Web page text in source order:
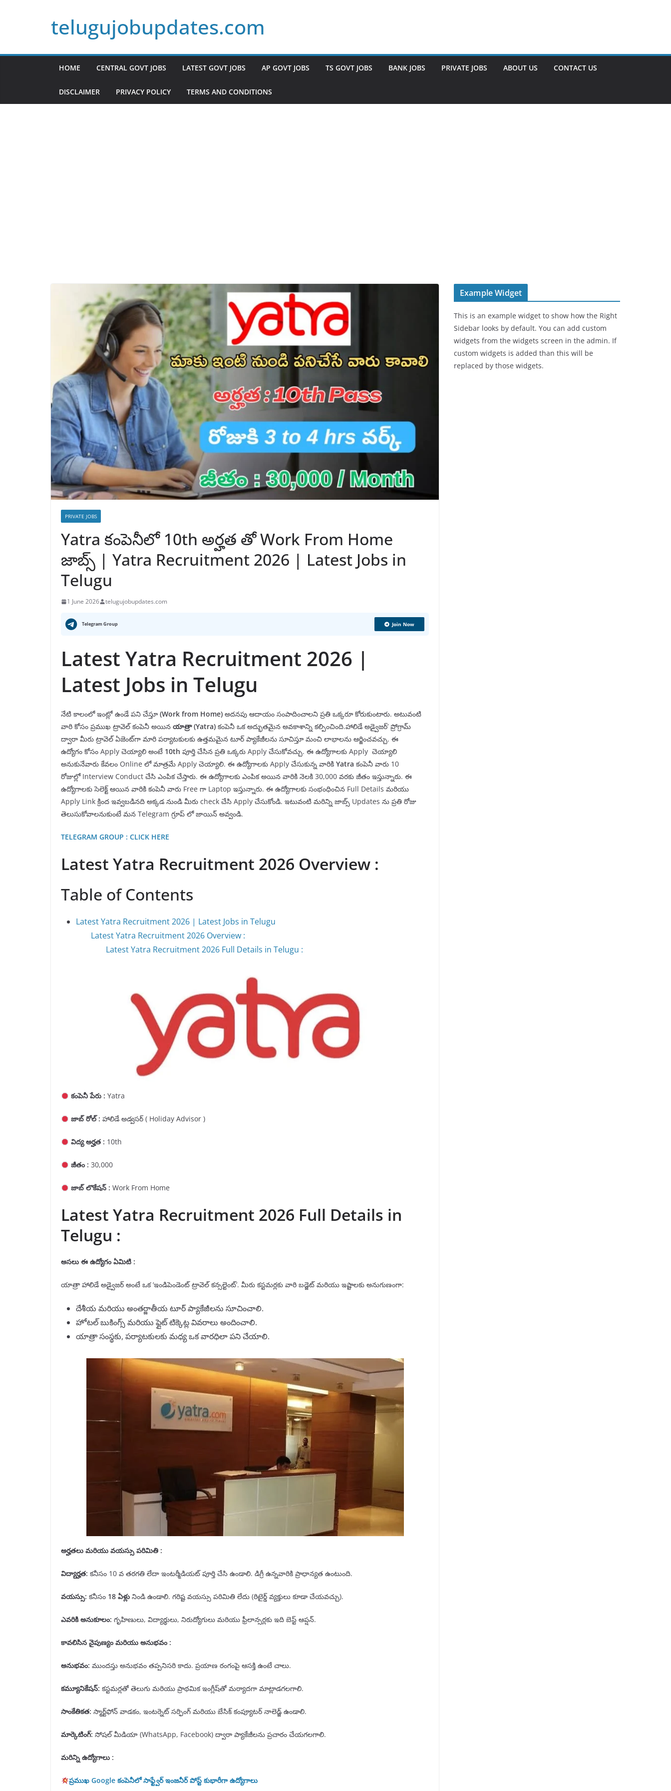
telugujobupdates.com
HOME CENTRAL GOVT JOBS LATEST GOVT JOBS AP GOVT JOBS TS GOVT JOBS BANK JOBS PRIVATE JOBS ABOUT US CONTACT US
DISCLAIMER PRIVACY POLICY TERMS AND CONDITIONS
PRIVATE JOBS
Yatra కంపెనీలో 10th అర్హత తో Work From Home
జాబ్స్ | Yatra Recruitment 2026 | Latest Jobs in
Telugu
1 June 2026 telugujobupdates.com
Telegram Group Join Now
Latest Yatra Recruitment 2026 |
Latest Jobs in Telugu
నేటి కాలంలో ఇంట్లో ఉండే పని చేస్తూ (Work from Home) అదనపు ఆదాయం సంపాదించాలని ప్రతి ఒక్కరూ కోరుకుంటారు. అటువంటి
వారి కోసం ప్రముఖ ట్రావెల్ కంపెనీ అయిన యాత్రా(Yatra) కంపెనీ ఒక అద్భుతమైన అవకాశాన్ని కల్పించింది.హాలిడే అడ్వైజర్’ ప్రోగ్రామ్
ద్వారా మీరు ట్రావెల్ ఏజెంట్‌గా మారి పర్యాటకులకు ఉత్తమమైన టూర్ ప్యాకేజీలను సూచిస్తూ మంచి లాభాలను ఆర్జించవచ్చు. ఈ
ఉద్యోగం కోసం Apply చెయ్యాలి అంటే 10th పూర్తి చేసిన ప్రతి ఒక్కరు Apply చేసుకోవచ్చు. ఈ ఉద్యోగాలకు Apply చెయ్యాలి
అనుకునేవారు కేవలం Online లో మాత్రమే Apply చెయ్యాలి. ఈ ఉద్యోగాలకు Apply చేసుకున్న వారికి Yatra కంపెనీ వారు 10
రోజుల్లో Interview Conduct చేసి ఎంపిక చేస్తారు. ఈ ఉద్యోగాలకు ఎంపిక అయిన వారికి నెలకి 30,000 వరకు జీతం ఇస్తున్నారు. ఈ
ఉద్యోగాలకు సెలెక్ట్ ఆయిన వారికి కంపెనీ వారు Free గా Laptop ఇస్తున్నారు. ఈ ఉద్యోగాలకు సంభంధించిన Full Details మరియు
Apply Link క్రింద ఇవ్వబడినది అక్కడ నుండి మీరు check చేసి Apply చేసుకోండి. ఇటువంటి మరిన్ని జాబ్స్ Updates ను ప్రతి రోజు
తెలుసుకోవాలనుకుంటే మన Telegram గ్రూప్ లో జాయిన్ అవ్వండి.
TELEGRAM GROUP : CLICK HERE
Latest Yatra Recruitment 2026 Overview :
Table of Contents
Latest Yatra Recruitment 2026 | Latest Jobs in Telugu
Latest Yatra Recruitment 2026 Overview :
Latest Yatra Recruitment 2026 Full Details in Telugu :
కంపెనీ పేరు : Yatra
జాబ్ రోల్ : హాలిడే అడ్వసర్ ( Holiday Advisor )
విద్య అర్హత : 10th
జీతం : 30,000
జాబ్ లొకేషన్ : Work From Home
Latest Yatra Recruitment 2026 Full Details in
Telugu :
అసలు ఈ ఉద్యోగం ఏమిటి :
యాత్రా హాలిడే అడ్వైజర్ అంటే ఒక ‘ఇండిపెండెంట్ ట్రావెల్ కన్సల్టెంట్’. మీరు కస్టమర్లకు వారి బడ్జెట్ మరియు ఇష్టాలకు అనుగుణంగా:
దేశీయ మరియు అంతర్జాతీయ టూర్ ప్యాకేజీలను సూచించాలి.
హోటల్ బుకింగ్స్ మరియు ఫ్లైట్ టిక్కెట్ల వివరాలు అందించాలి.
యాత్రా సంస్థకు, పర్యాటకులకు మధ్య ఒక వారధిలా పని చేయాలి.
అర్హతలు మరియు వయస్సు పరిమితి :
విద్యార్హత: కనీసం 10 వ తరగతి లేదా ఇంటర్మీడియట్ పూర్తి చేసి ఉండాలి. డిగ్రీ ఉన్నవారికి ప్రాధాన్యత ఉంటుంది.
వయస్సు: కనీసం 18 ఏళ్లు నిండి ఉండాలి. గరిష్ట వయస్సు పరిమితి లేదు (రిటైర్డ్ వ్యక్తులు కూడా చేయవచ్చు).
ఎవరికి అనుకూలం: గృహిణులు, విద్యార్థులు, నిరుద్యోగులు మరియు ఫ్రీలాన్సర్లకు ఇది బెస్ట్ ఆప్షన్.
కావలిసిన నైపుణ్యం మరియు అనుభవం :
అనుభవం: ముందస్తు అనుభవం తప్పనిసరి కాదు. ప్రయాణ రంగంపై ఆసక్తి ఉంటే చాలు.
కమ్యూనికేషన్: కస్టమర్లతో తెలుగు మరియు ప్రాథమిక ఇంగ్లీష్‌తో మర్యాదగా మాట్లాడగలగాలి.
సాంకేతికత: స్మార్ట్‌ఫోన్ వాడకం, ఇంటర్నెట్ సర్ఫింగ్ మరియు బేసిక్ కంప్యూటర్ నాలెడ్జ్ ఉండాలి.
మార్కెటింగ్: సోషల్ మీడియా (WhatsApp, Facebook) ద్వారా ప్యాకేజీలను ప్రచారం చేయగలగాలి.
మరిన్ని ఉద్యోగాలు :
ప్రముఖ Google కంపెనీలో సాఫ్ట్వేర్ ఇంజనీర్ పోస్ట్ కుభారీగా ఉద్యోగాలు
Example Widget
This is an example widget to show how the Right
Sidebar looks by default. You can add custom
widgets from the widgets screen in the admin. If
custom widgets is added than this will be
replaced by those widgets.